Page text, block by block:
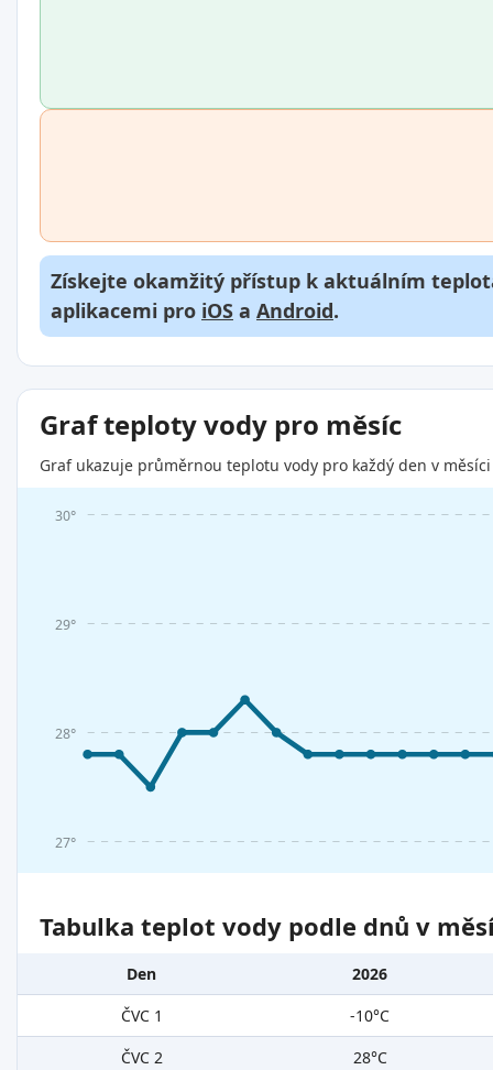
Získejte okamžitý přístup k aktuálním
aplikacemi pro iOS a Android.
Graf teploty vody pro měsíc
Graf ukazuje průměrnou teplotu vody pro každý den v
27°
28°
29°
30°
Tabulka teplot vody podle dnů v
Den
2026
ČVC 1
-10°C
ČVC 2
28°C